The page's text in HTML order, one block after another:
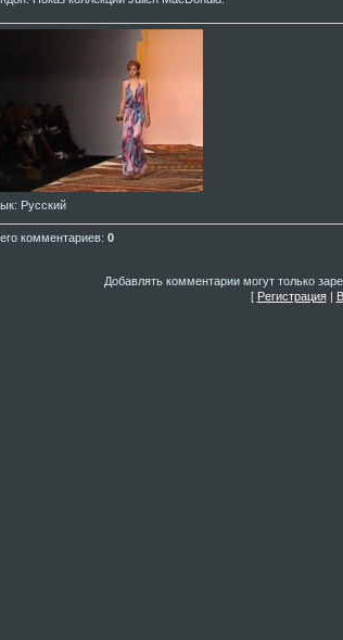
: Русский
комментариев: 0
Добавлять комментарии могут только
[ Регистрация|